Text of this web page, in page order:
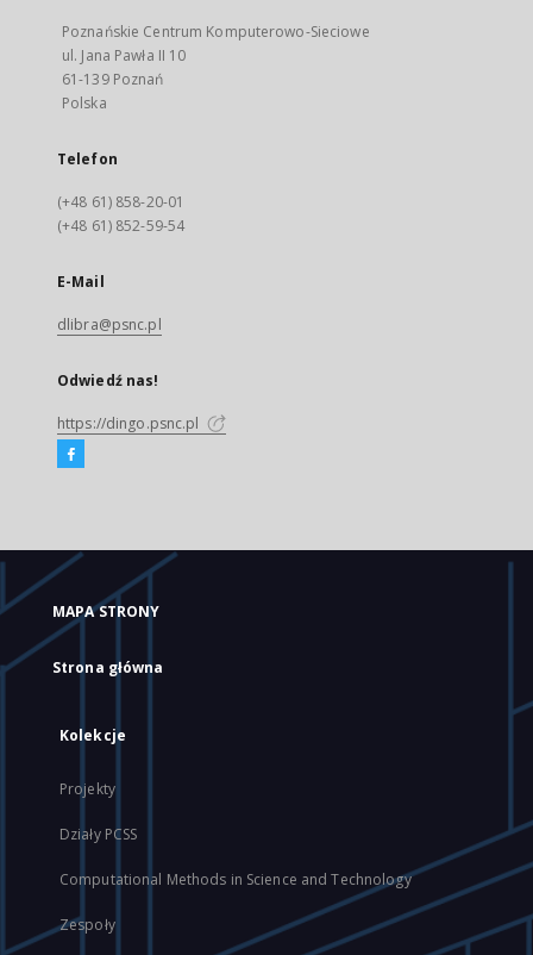
Poznańskie Centrum Komputerowo-Sieciowe
ul. Jana Pawła II 10
61-139 Poznań
Polska
Telefon
(+48 61) 858-20-01
(+48 61) 852-59-54
E-Mail
dlibra@psnc.pl
Odwiedź nas!
https://dingo.psnc.pl
MAPA STRONY
Strona główna
Kolekcje
Projekty
Działy PCSS
Computational Methods in Science and Technology
Zespoły